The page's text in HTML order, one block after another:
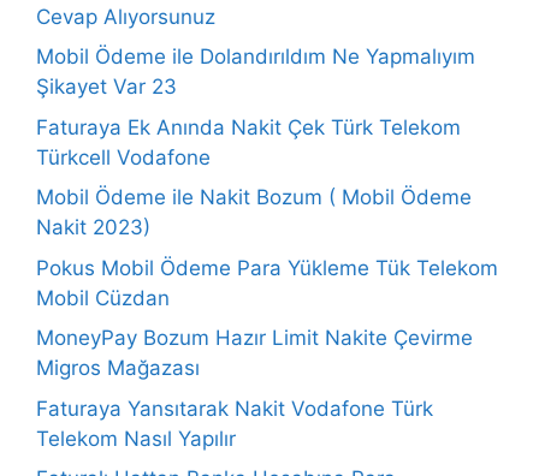
Cevap Alıyorsunuz
Mobil Ödeme ile Dolandırıldım Ne Yapmalıyım
Şikayet Var 23
Faturaya Ek Anında Nakit Çek Türk Telekom
Türkcell Vodafone
Mobil Ödeme ile Nakit Bozum ( Mobil Ödeme
Nakit 2023)
Pokus Mobil Ödeme Para Yükleme Tük Telekom
Mobil Cüzdan
MoneyPay Bozum Hazır Limit Nakite Çevirme
Migros Mağazası
Faturaya Yansıtarak Nakit Vodafone Türk
Telekom Nasıl Yapılır